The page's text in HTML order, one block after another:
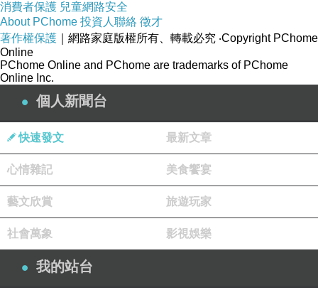
消費者保護 兒童網路安全
About PChome 投資人聯絡 徵才
著作權保護 ｜網路家庭版權所有、轉載必究 ‧Copyright PChome
Online
PChome Online and PChome are trademarks of PChome
Online Inc.
個人新聞台
快速發文 最新文章
心情雜記 美食饗宴
藝文欣賞 旅遊玩家
社會萬象 影視娛樂
我的站台